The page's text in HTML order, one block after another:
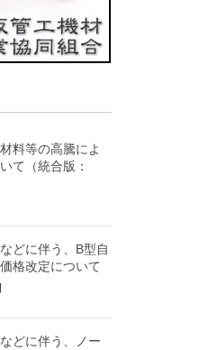
料等の高騰によ
て（統合版：
どに伴う、B型自
格改定について
どに伴う、ノー